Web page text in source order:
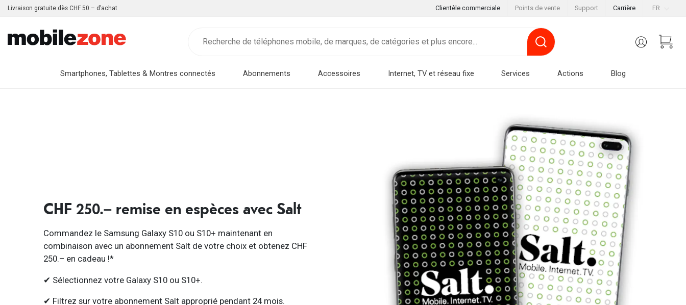
FR
Clientèle commerciale Points de vente Support Carrière
Livraison gratuite dès CHF 50.– d’achat
Smartphones, Tablettes & Montres connectés Abonnements Accessoires Internet, TV et réseau fixe Services Actions Blog
CHF 250.– remise en espèces avec Salt
Commandez le Samsung Galaxy S10 ou S10+ maintenant en
combinaison avec un abonnement Salt de votre choix et obtenez CHF
250.– en cadeau !*
✔ Sélectionnez votre Galaxy S10 ou S10+.
✔ Filtrez sur votre abonnement Salt approprié pendant 24 mois.